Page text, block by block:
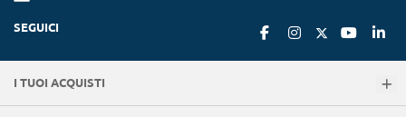
SEGUICI
I TUOI ACQUISTI